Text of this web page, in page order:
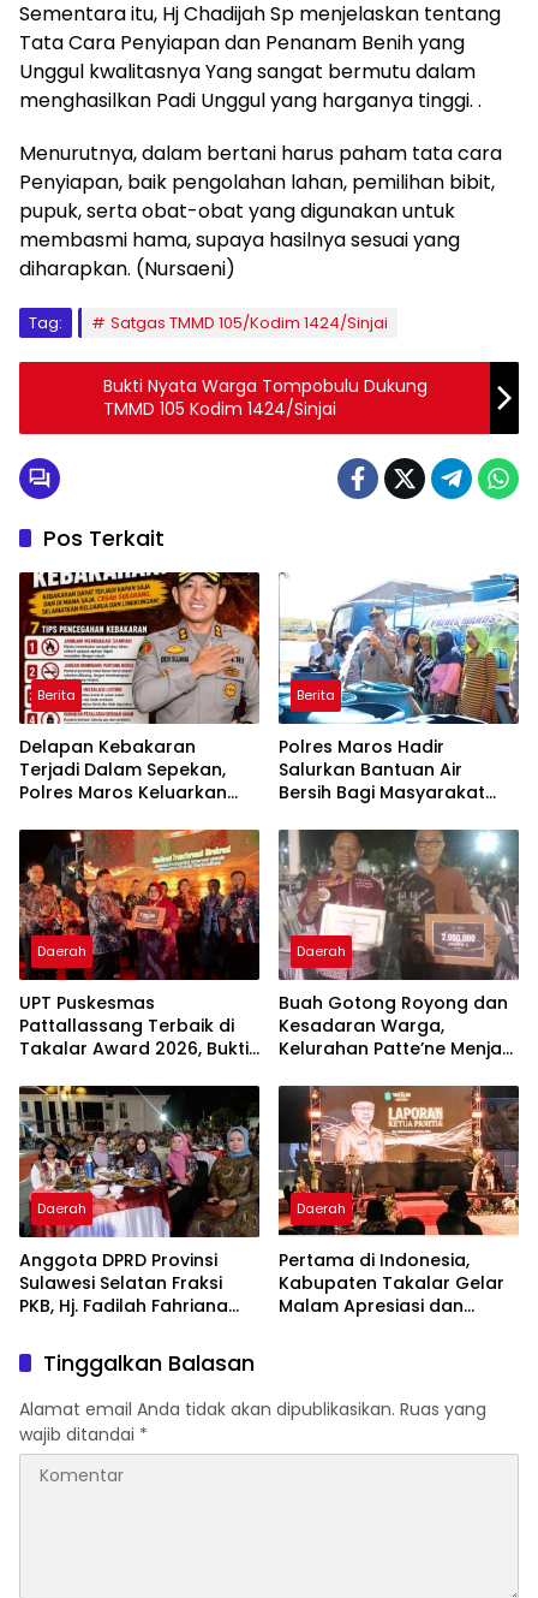
Sementara itu, Hj Chadijah Sp menjelaskan tentang
Tata Cara Penyiapan dan Penanam Benih yang
Unggul kwalitasnya Yang sangat bermutu dalam
menghasilkan Padi Unggul yang harganya tinggi. .
Menurutnya, dalam bertani harus paham tata cara
Penyiapan, baik pengolahan lahan, pemilihan bibit,
pupuk, serta obat-obat yang digunakan untuk
membasmi hama, supaya hasilnya sesuai yang
diharapkan. (Nursaeni)
Tag: Satgas TMMD 105/Kodim 1424/Sinjai
Bukti Nyata Warga Tompobulu Dukung
TMMD 105 Kodim 1424/Sinjai
Pos Terkait
Berita
Delapan Kebakaran
Terjadi Dalam Sepekan,
Polres Maros Keluarkan
Masyarakat
Berita
Polres Maros Hadir
Salurkan Bantuan Air
Bersih Bagi Masyarakat
Di Maros
Daerah
UPT Puskesmas
Pattallassang Terbaik di
Takalar Award 2026, Bukti
Pelayanan Kesehatan
Berkualitas
Daerah
Buah Gotong Royong dan
Kesadaran Warga,
Kelurahan Patte’ne Menjadi
2026
Daerah
Anggota DPRD Provinsi
Sulawesi Selatan Fraksi
PKB, Hj. Fadilah Fahriana
Takalar Menyalakan
Lentera Pengabdian
Melalui Malam Apresiasi
dan Inovasi Award 2026
Daerah
Pertama di Indonesia,
Kabupaten Takalar Gelar
Malam Apresiasi dan
Berprestasi
Tinggalkan Balasan
Alamat email Anda tidak akan dipublikasikan. Ruas yang
wajib ditandai *